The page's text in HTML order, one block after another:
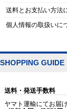
送料とお支払い方法
個人情報の取扱いに
SHOPPING GUIDE
送料・発送手数料
ヤマト運輸にてお届